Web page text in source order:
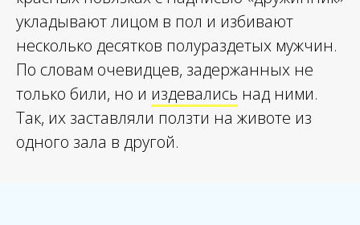
укладывают лицом в пол и избивают
несколько десятков полураздетых мужчин.
По словам очевидцев, задержанных не
только били, но и издевались над ними.
Так, их заставляли ползти на животе из
одного зала в другой.